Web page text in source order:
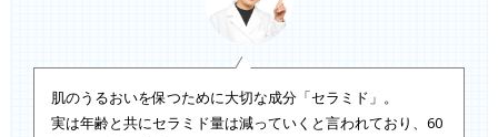
肌のうるおいを保つために大切な成分「セラミド」。
実は年齢と共にセラミド量は減っていくと言われており、60